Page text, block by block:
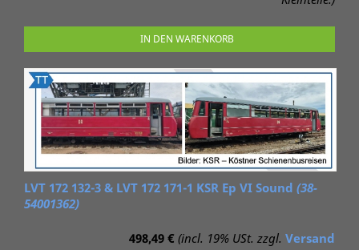
IN DEN WARENKORB
LVT 172 132-3 & LVT 172 171-1 KSR Ep VI Sound (38-
54001362)
498,49 € (incl. 19% USt. zzgl. Versand